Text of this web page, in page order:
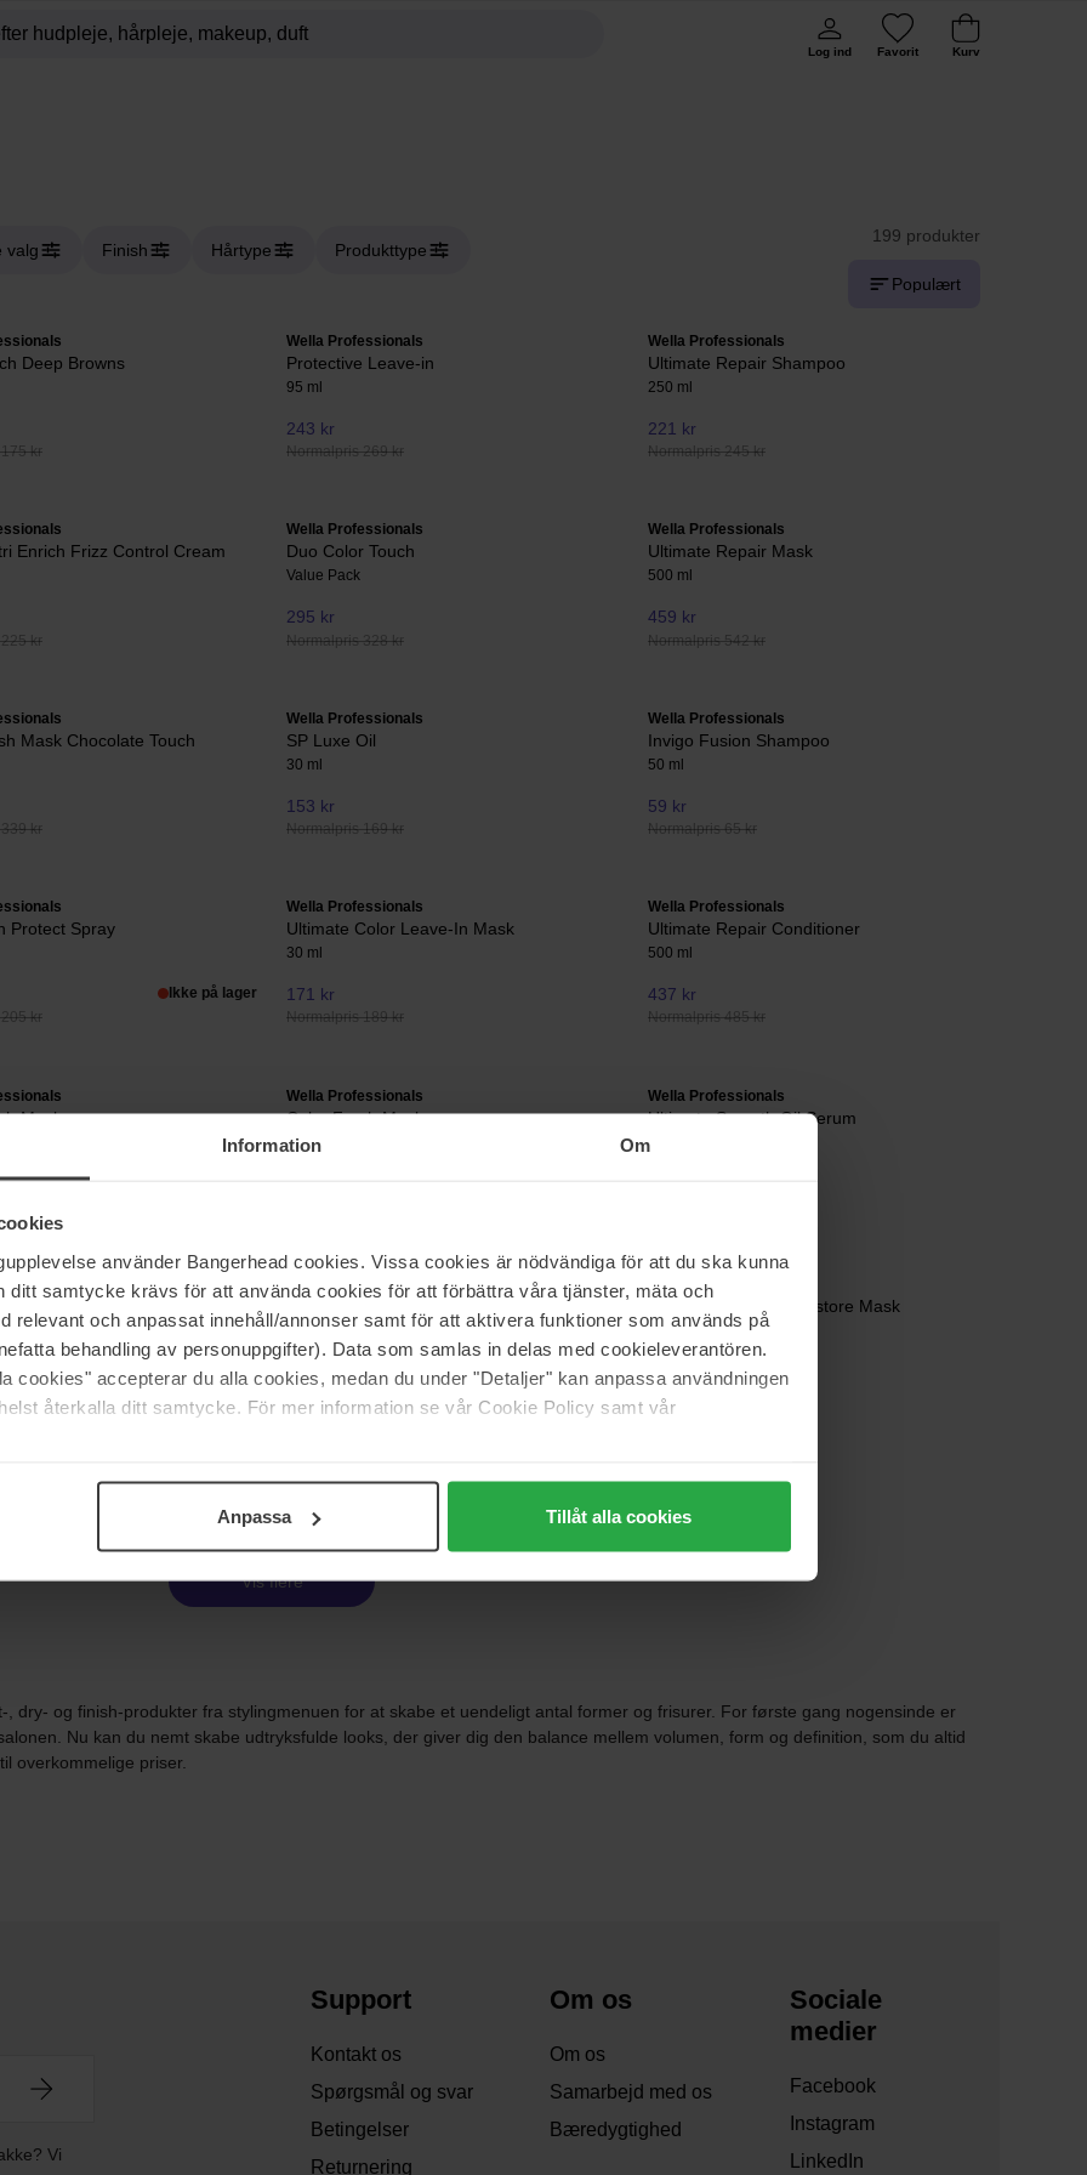
Information Om
använder Bangerhead cookies. Vissa cookies är nödvändiga för att du ska kunna
ditt samtycke krävs för att använda cookies för att förbättra våra tjänster, mäta och
relevant och anpassat innehåll/annonser samt för att aktivera funktioner som används på
behandling av personuppgifter). Data som samlas in delas med cookieleverantören.
cookies" accepterar du alla cookies, medan du under "Detaljer" kan anpassa användningen
återkalla ditt samtycke. För mer information se vår Cookie Policy samt vår
Anpassa Tillåt alla cookies
Log ind Favorit Kurv
valg Finish Hårtype Produkttype
199 produkter
Populært
Deep Browns
kr
Wella Professionals
Protective Leave-in
95 ml
243 kr
Normalpris 269 kr
Wella Professionals
Ultimate Repair Shampoo
250 ml
221 kr
Normalpris 245 kr
Enrich Frizz Control Cream
kr
Wella Professionals
Duo Color Touch
Value Pack
295 kr
Normalpris 328 kr
Wella Professionals
Ultimate Repair Mask
500 ml
459 kr
Normalpris 542 kr
Mask Chocolate Touch
kr
Wella Professionals
SP Luxe Oil
30 ml
153 kr
Normalpris 169 kr
Wella Professionals
Invigo Fusion Shampoo
50 ml
59 kr
Normalpris 65 kr
Protect Spray
kr
Ikke på lager
Wella Professionals
Ultimate Color Leave-In Mask
30 ml
171 kr
Normalpris 189 kr
Wella Professionals
Ultimate Repair Conditioner
500 ml
437 kr
Normalpris 485 kr
Mask
Wella Professionals
Color Fresh Mask
Value Pack
Wella Professionals
Ultimate Smooth Oil Serum
100 ml
Mask Copper Glow
Wella Professionals
Value Pack
679 kr
Wella Professionals
SP Luxeoil Keratin Restore Mask
400 ml
554 kr
Normalpris 615 kr
Side 1 af 9 Næste
Vis flere
dry- og finish-produkter fra stylingmenuen for at skabe et uendeligt antal former og frisurer. For første gang nogensinde er
Nu kan du nemt skabe udtryksfulde looks, der giver dig den balance mellem volumen, form og definition, som du altid
overkommelige priser.
Vi
Support
Kontakt os
Spørgsmål og svar
Betingelser
Returnering
Om os
Om os
Samarbejd med os
Bæredygtighed
Sociale
medier
Facebook
Instagram
LinkedIn